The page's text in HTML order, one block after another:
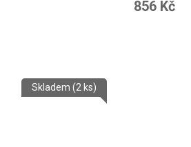
856 Kč
Skladem (2 ks)